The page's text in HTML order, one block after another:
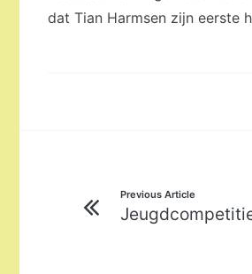
dat Tian Harmsen zijn eerste
Bericht
navigatie
Previous Article